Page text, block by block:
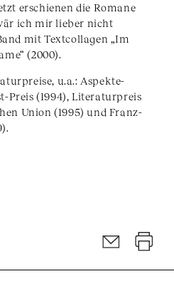
erschienen die Romane
ich mir lieber nicht
mit Textcollagen „Im
(2000).
u.a.: Aspekte-
Preis (1994), Literaturpreis
Union (1995) und Franz-